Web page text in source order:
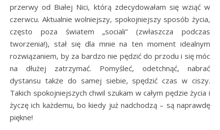
przerwy od Białej Nici, którą zdecydowałam się wziąć w
czerwcu. Aktualnie wolniejszy, spokojniejszy sposób życia,
często poza światem „sociali” (zwłaszcza podczas
tworzenia!), stał się dla mnie na ten moment idealnym
rozwiązaniem, by za bardzo nie pędzić do przodu i się móc
na dłużej zatrzymać. Pomyśleć, odetchnąć, nabrać
dystansu także do samej siebie, spędzić czas w ciszy.
Takich spokojniejszych chwil szukam w całym pędzie życia i
życzę ich każdemu, bo kiedy już nadchodzą – są naprawdę
piękne!